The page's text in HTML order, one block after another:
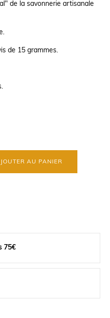
de la savonnerie artisanale
de 15 grammes.
AU PANIER
75€